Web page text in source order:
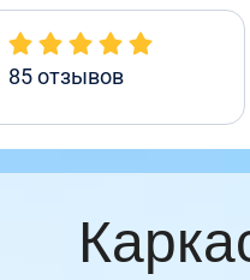
85отзывов